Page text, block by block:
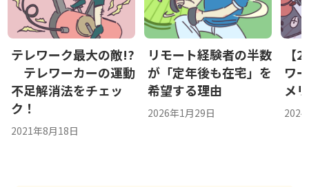
テレワーク最大の敵!?
テレワーカーの運動
不足解消法をチェッ
ク！
2021年8月18日
リモート経験者の半数
が「定年後も在宅」を
希望する理由
2026年1月29日
【
ワ
メ